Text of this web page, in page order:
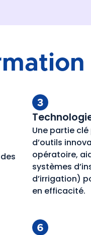
Une partie
d’outils
opératoire,
systèmes
d’irrigation)
en efficacité.